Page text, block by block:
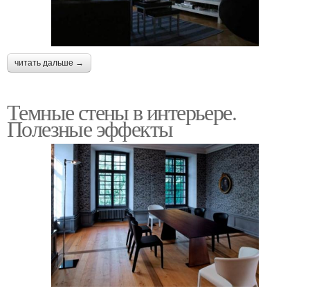
читать дальше →
Темные стены в интерьере.
Полезные эффекты